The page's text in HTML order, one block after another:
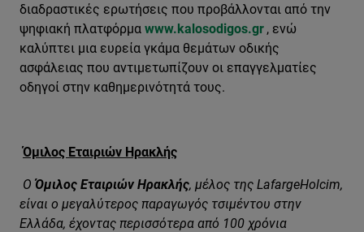
διαδραστικές ερωτήσεις που προβάλλονται από την
ψηφιακή πλατφόρμα www.kalosodigos.gr , ενώ
καλύπτει μια ευρεία γκάμα θεμάτων οδικής
ασφάλειας που αντιμετωπίζουν οι επαγγελματίες
οδηγοί στην καθημερινότητά τους.
Όμιλος Εταιριών Ηρακλής
Ο Όμιλος Εταιριών Ηρακλής, μέλος της LafargeHolcim,
είναι ο μεγαλύτερος παραγωγός τσιμέντου στην
Ελλάδα, έχοντας περισσότερα από 100 χρόνια